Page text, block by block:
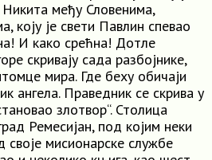
међу Словенима,
коју је свети Павлин спевао
И како срећна! Дотле
скривају сада разбојнике,
мира. Где беху обичаји
ангела. Праведник се скрива у
злотвор“. Столица
Ремесијан, под којим неки
своје мисионарске службе